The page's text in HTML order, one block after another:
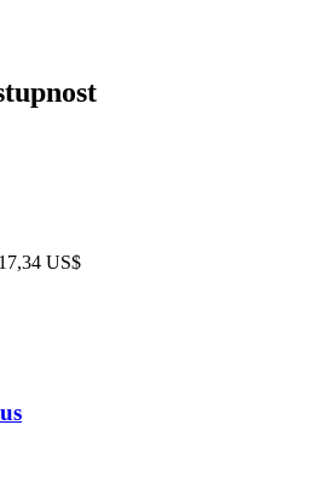
17,34 US$